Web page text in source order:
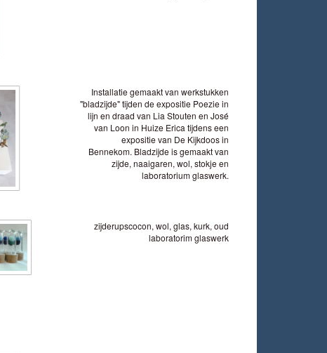
Installatie gemaakt van werkstukken
"bladzijde" tijden de expositie Poezie in
lijn en draad van Lia Stouten en José
van Loon in Huize Erica tijdens een
expositie van De Kijkdoos in
Bennekom. Bladzijde is gemaakt van
zijde, naaigaren, wol, stokje en
laboratorium glaswerk.
zijderupscocon, wol, glas, kurk, oud
laboratorim glaswerk